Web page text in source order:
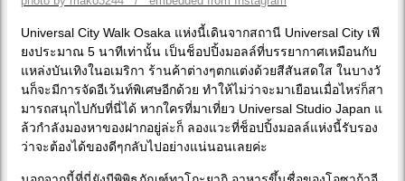
Universal City Walk Osaka แห่งนี้เดินจากสถานี Universal City เพี
ยงประมาณ 5 นาทีเท่านั้น เป็นช็อปปิ้งมอลล์ที่บรรยากาศเหมือนกับ
แหล่งบันเทิงในอเมริกา ร้านค้าต่างๆตกแต่งด้วยสีสันสดใส ในบางวั
นก็จะมีการจัดอีเว้นท์พิเศษอีกด้วย ทำให้ไม่ว่าจะมาเยือนเมื่อไหร่ก็สา
มารถสนุกไปกับที่นี่ได้ หากใครที่มาเที่ยว Universal Studio Japan แ
ล้วกำลังมองหาของฝากอยู่ล่ะก็ ลองแวะที่ช็อปปิ้งมอลล์แห่งนี้รับรอง
ว่าจะต้องได้ของดีๆกลับไปอย่างแน่นอนเลยค่ะ